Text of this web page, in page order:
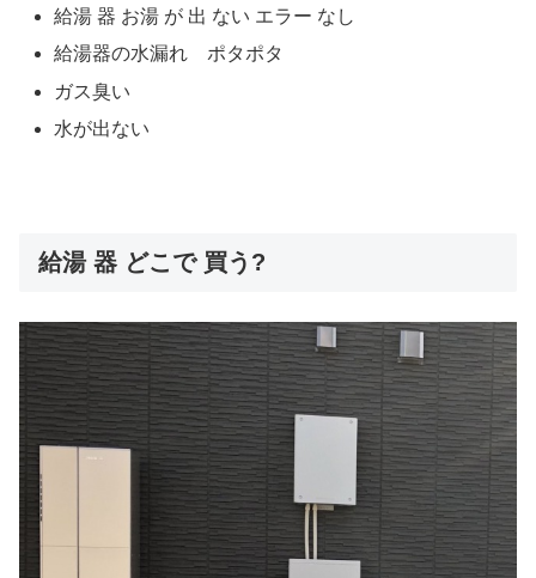
給湯 器 お湯 が 出 ない エラー なし
給湯器の水漏れ ポタポタ
ガス臭い
水が出ない
給湯 器 どこで 買う?